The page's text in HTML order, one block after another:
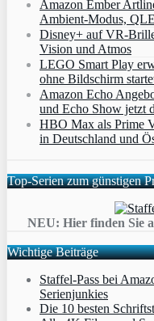
Amazon Ember
Ambient‑Modus,
Disney+ auf VR-
Vision und Atmos
LEGO Smart Play
ohne Bildschirm
Amazon Echo
und Echo Show jetzt
HBO Max als Prime
in Deutschland und
Top-Serien zum günstigen
NEU: Hier finden Sie
Wichtige Beiträge
Staffel-Pass bei
Serienjunkies
Die 10 besten